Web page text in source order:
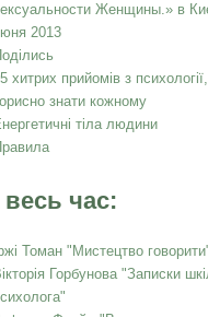
Женщины.» в
2013
хитрих прийомів з психології,
знати кожному
тіла людини
час:
Томан "Мистецтво
Горбунова "Записки